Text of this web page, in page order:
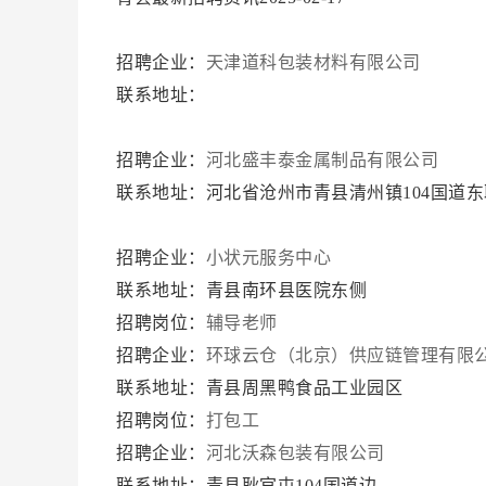
招聘企业： 天津道科包装材料有限公司
联系地址：
招聘企业： 河北盛丰泰金属制品有限公司
联系地址：河北省沧州市青县清州镇104国道
招聘企业： 小状元服务中心
联系地址：青县南环县医院东侧
招聘岗位： 辅导老师
招聘企业： 环球云仓（北京）供应链管理有限
联系地址：青县周黑鸭食品工业园区
招聘岗位： 打包工
招聘企业： 河北沃森包装有限公司